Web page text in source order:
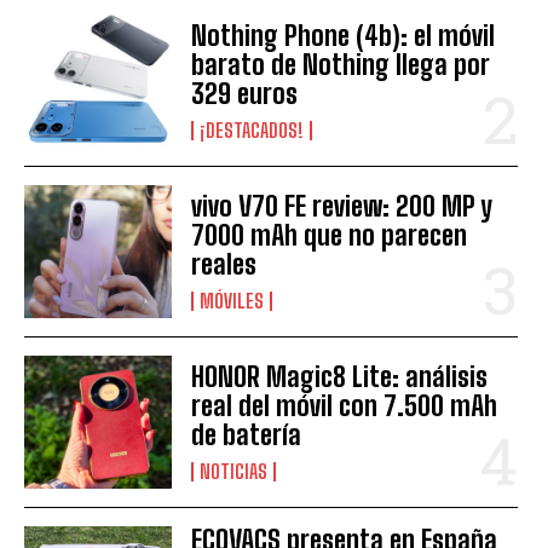
Nothing Phone (4b): el móvil
barato de Nothing llega por
329 euros
¡DESTACADOS!
vivo V70 FE review: 200 MP y
7000 mAh que no parecen
reales
MÓVILES
HONOR Magic8 Lite: análisis
real del móvil con 7.500 mAh
de batería
NOTICIAS
ECOVACS presenta en España